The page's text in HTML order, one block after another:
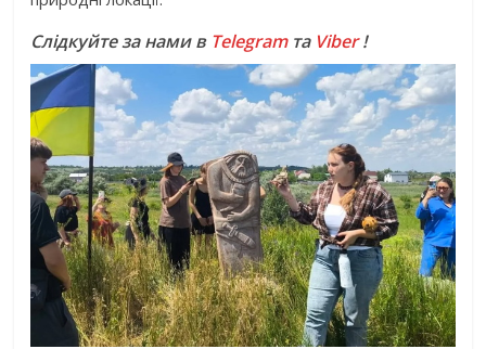
Слідкуйте за нами в Telegramта Viber!